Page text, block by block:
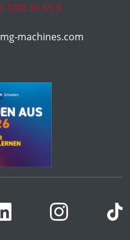
7306 96 65 0
machines.com